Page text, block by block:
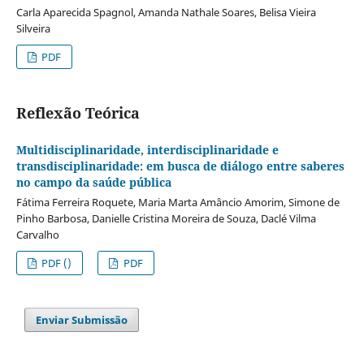
Carla Aparecida Spagnol, Amanda Nathale Soares, Belisa Vieira
Silveira
PDF
Reflexão Teórica
Multidisciplinaridade, interdisciplinaridade e
transdisciplinaridade: em busca de diálogo entre saberes
no campo da saúde pública
Fátima Ferreira Roquete, Maria Marta Amâncio Amorim, Simone de
Pinho Barbosa, Danielle Cristina Moreira de Souza, Daclé Vilma
Carvalho
PDF ()
PDF
Enviar Submissão